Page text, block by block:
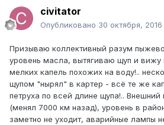
civitator
Опубликовано 30 октября, 2016
Призываю коллективный разум
уровень масла, вытягиваю щуп и вижу
мелких капель похожих на воду!..
щупом "нырял" в картер - всё те же
петруха по всей длине щупа!..
(менял 7000 км назад), уровень в
заметно не уходит, аварийные лампы